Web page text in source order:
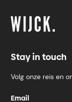
Stay in touch
Volg onze reis en